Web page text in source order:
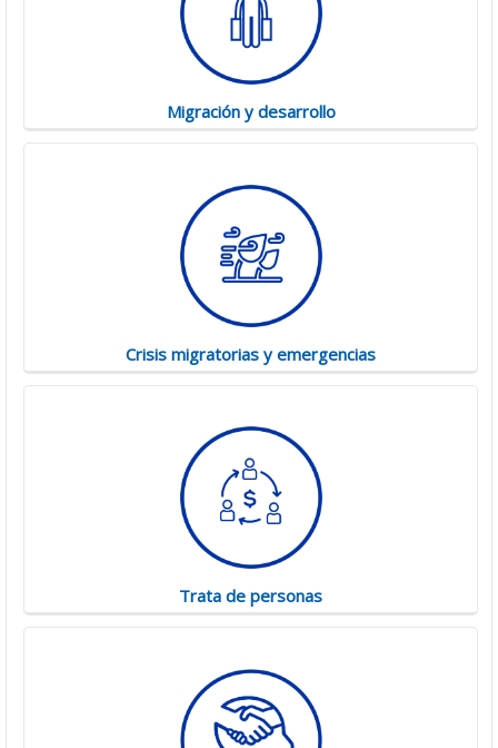
Migración y desarrollo
Crisis migratorias y emergencias
Trata de personas